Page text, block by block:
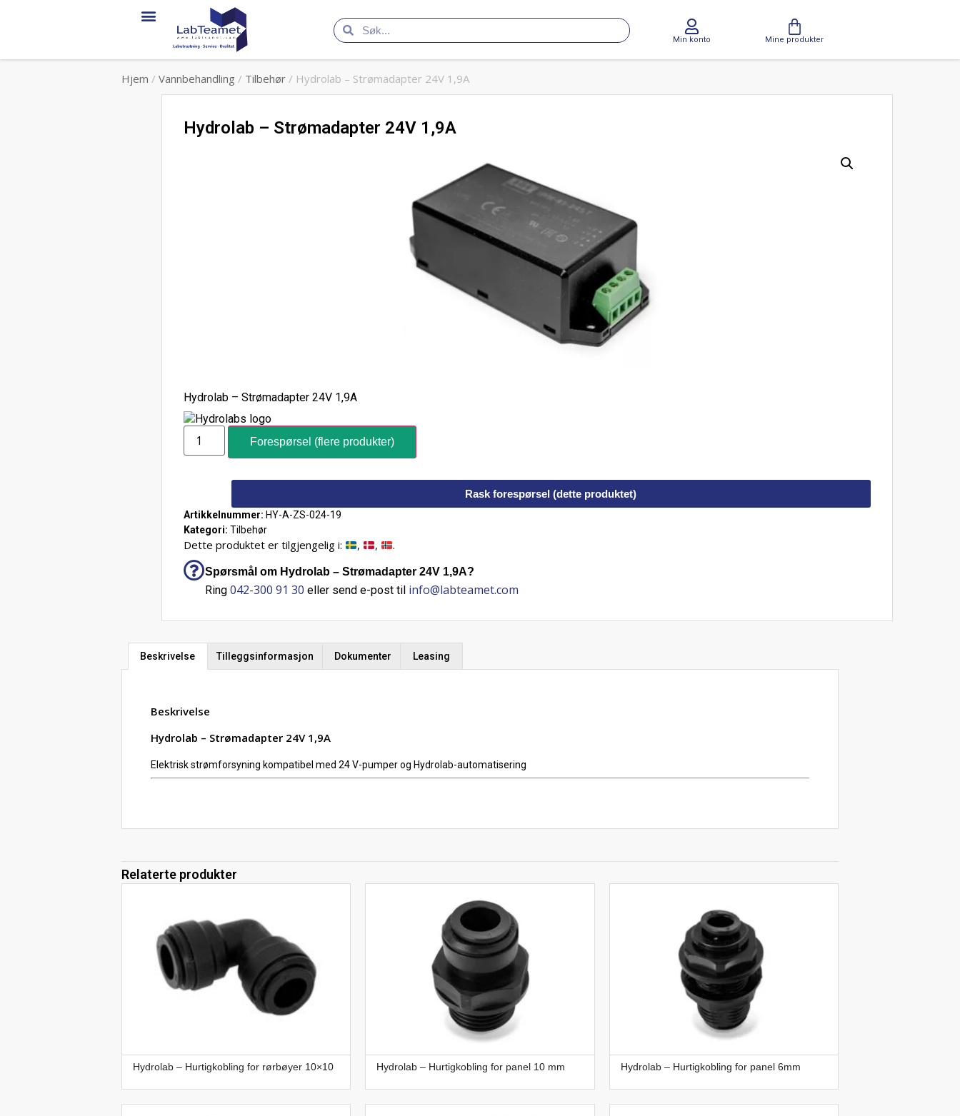
Min konto Mine produkter
Hjem / Vannbehandling / Tilbehør / Hydrolab – Strømadapter 24V 1,9A
Hydrolab – Strømadapter 24V 1,9A
Hydrolab – Strømadapter 24V 1,9A
Forespørsel (flere produkter)
Rask forespørsel (dette produktet)
Artikkelnummer: HY-A-ZS-024-19
Kategori: Tilbehør
Dette produktet er tilgjengelig i: , , .
Spørsmål om Hydrolab – Strømadapter 24V 1,9A?
Ring 042-300 91 30 eller send e-post til info@labteamet.com
Beskrivelse Tilleggsinformasjon Dokumenter Leasing
Beskrivelse
Hydrolab – Strømadapter 24V 1,9A
Elektrisk strømforsyning kompatibel med 24 V-pumper og Hydrolab-automatisering
Relaterte produkter
Hydrolab – Hurtigkobling for rørbøyer 10×10 Hydrolab – Hurtigkobling for panel 10 mm Hydrolab – Hurtigkobling for panel 6mm